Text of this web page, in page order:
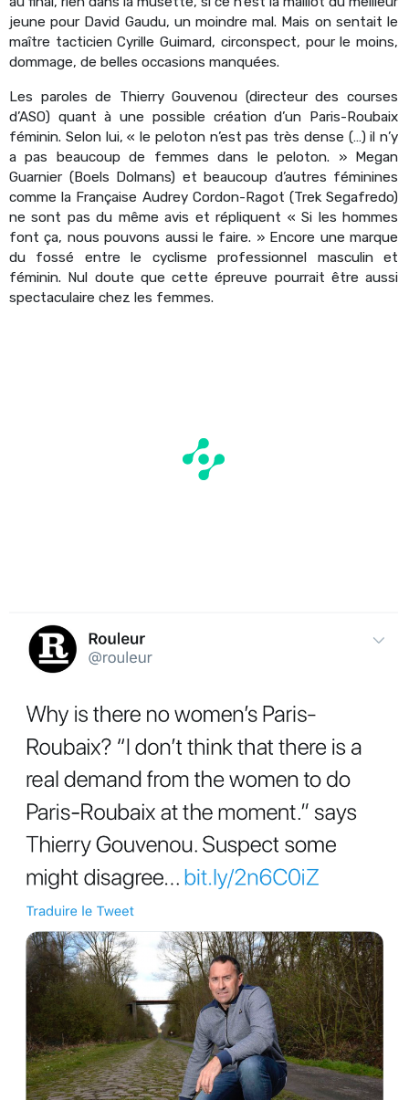
jeune pour David Gaudu, un moindre mal. Mais on sentait le
maître tacticien Cyrille Guimard, circonspect, pour le moins,
dommage, de belles occasions manquées.
Les paroles de Thierry Gouvenou (directeur des courses
d’ASO) quant à une possible création d’un Paris-Roubaix
féminin. Selon lui, « le peloton n’est pas très dense (…) il n’y
a pas beaucoup de femmes dans le peloton. » Megan
Guarnier (Boels Dolmans) et beaucoup d’autres féminines
comme la Française Audrey Cordon-Ragot (Trek Segafredo)
ne sont pas du même avis et répliquent « Si les hommes
font ça, nous pouvons aussi le faire. » Encore une marque
du fossé entre le cyclisme professionnel masculin et
féminin. Nul doute que cette épreuve pourrait être aussi
spectaculaire chez les femmes.